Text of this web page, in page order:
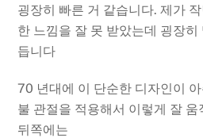
굉장히 빠른 거 같습니다. 제가
한 느낌을 잘 못 받았는데 굉장
듭니다
70 년대에 이 단순한 디자인이
불 관절을 적용해서 이렇게 잘
뒤쪽에는